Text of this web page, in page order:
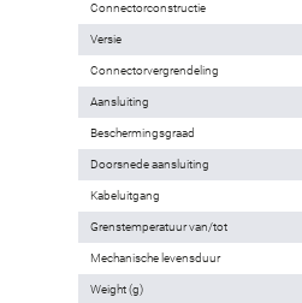
Connectorconstructie
Versie
Connectorvergrendeling
Aansluiting
Beschermingsgraad
Doorsnede aansluiting
Kabeluitgang
Grenstemperatuur van/tot
Mechanische levensduur
Weight (g)